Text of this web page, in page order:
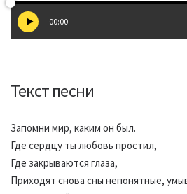
00:00
Текст песни
Запомни мир, каким он был.
Где сердцу ты любовь простил,
Где закрываются глаза,
Приходят снова сны непонятные,